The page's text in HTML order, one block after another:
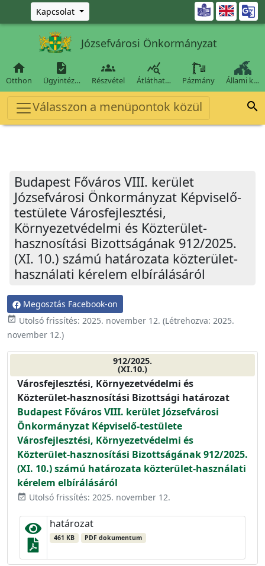
Ugrás a fő tartalomra
Kapcsolat 
Józsefvárosi Önkormányzat

Otthon

Ügyintéz…

Részvétel

Átláthat… Pázmány Állami k…
Válasszon a menüpontok közül 
Budapest Főváros VIII. kerület
Józsefvárosi Önkormányzat Képviselő-
testülete Városfejlesztési,
Környezetvédelmi és Közterület-
hasznosítási Bizottságának 912/2025.
(XI. 10.) számú határozata közterület-
használati kérelem elbírálásáról
Megosztás Facebook-on
event_available Utolsó frissítés: 2025. november 12. (Létrehozva: 2025.
november 12.)
912/2025.
(XI.10.)
Városfejlesztési, Környezetvédelmi és
Közterület-hasznosítási Bizottsági határozat
Budapest Főváros VIII. kerület Józsefvárosi
Önkormányzat Képviselő-testülete
Városfejlesztési, Környezetvédelmi és
Közterület-hasznosítási Bizottságának 912/2025.
(XI. 10.) számú határozata közterület-használati
kérelem elbírálásáról
event_available Utolsó frissítés: 2025. november 12.
határozat
461 KB PDF dokumentum